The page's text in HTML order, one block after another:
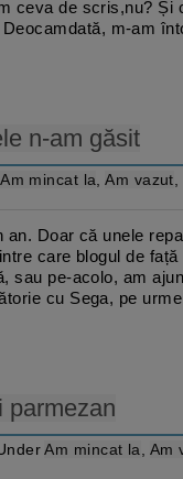
–
munte,
ceva de scris,nu? Și
m-am
n-am găsit
Am mincat la ,Am vazut
Doar că unele
care blogul de față
sau pe-acolo, am
cu Sega, pe
parmezan
Am mincat la
Am